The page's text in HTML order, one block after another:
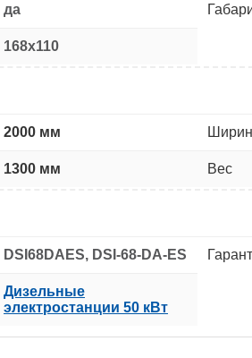
да
168x110
2000 мм
1300 мм Вес
DSI68DAES, DSI-68-DA-ES
Дизельные
электростанции 50 кВт